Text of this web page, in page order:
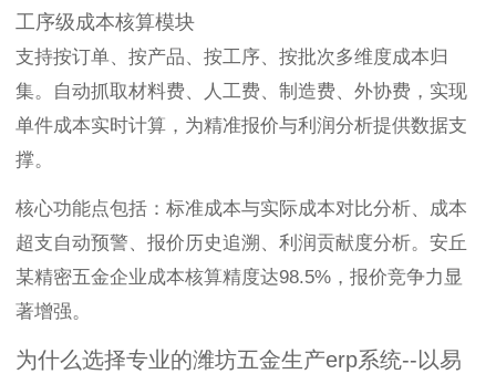
工序级成本核算模块
支持按订单、按产品、按工序、按批次多维度成本归
集。自动抓取材料费、人工费、制造费、外协费，实现
单件成本实时计算，为精准报价与利润分析提供数据支
撑。
核心功能点包括：标准成本与实际成本对比分析、成本
超支自动预警、报价历史追溯、利润贡献度分析。安丘
某精密五金企业成本核算精度达98.5%，报价竞争力显
著增强。
为什么选择专业的潍坊五金生产erp系统--以易